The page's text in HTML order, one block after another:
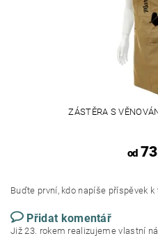
ZÁSTĚRA S
od
Buďte první, kdo napíše příspěvek k
Přidat komentář
Již 23. rokem realizujeme vlastní